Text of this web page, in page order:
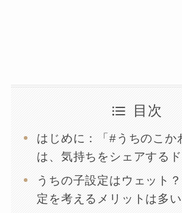
目次
はじめに：「#うちのこか
は、気持ちをシェアする
うちの子設定はウェット
定を考えるメリットは多い